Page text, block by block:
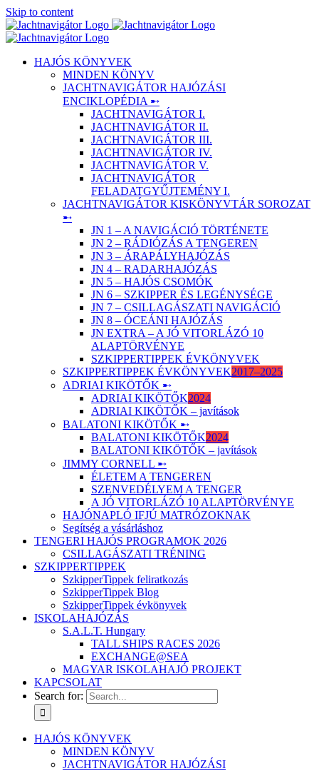
Skip to content
HAJÓS KÖNYVEK
MINDEN KÖNYV
JACHTNAVIGÁTOR HAJÓZÁSI
ENCIKLOPÉDIA ➸
JACHTNAVIGÁTOR I.
JACHTNAVIGÁTOR II.
JACHTNAVIGÁTOR III.
JACHTNAVIGÁTOR IV.
JACHTNAVIGÁTOR V.
JACHTNAVIGÁTOR
FELADATGYŰJTEMÉNY I.
JACHTNAVIGÁTOR KISKÖNYVTÁR SOROZAT
➸
JN 1 – A NAVIGÁCIÓ TÖRTÉNETE
JN 2 – RÁDIÓZÁS A TENGEREN
JN 3 – ÁRAPÁLYHAJÓZÁS
JN 4 – RADARHAJÓZÁS
JN 5 – HAJÓS CSOMÓK
JN 6 – SZKIPPER ÉS LEGÉNYSÉGE
JN 7 – CSILLAGÁSZATI NAVIGÁCIÓ
JN 8 – ÓCEÁNI HAJÓZÁS
JN EXTRA – A JÓ VITORLÁZÓ 10
ALAPTÖRVÉNYE
SZKIPPERTIPPEK ÉVKÖNYVEK
SZKIPPERTIPPEK ÉVKÖNYVEK2017–2025
ADRIAI KIKÖTŐK ➸
ADRIAI KIKÖTŐK2024
ADRIAI KIKÖTŐK – javítások
BALATONI KIKÖTŐK ➸
BALATONI KIKÖTŐK2024
BALATONI KIKÖTŐK – javítások
JIMMY CORNELL ➸
ÉLETEM A TENGEREN
SZENVEDÉLYEM A TENGER
A JÓ VITORLÁZÓ 10 ALAPTÖRVÉNYE
HAJÓNAPLÓ IFJÚ MATRÓZOKNAK
Segítség a vásárláshoz
TENGERI HAJÓS PROGRAMOK 2026
CSILLAGÁSZATI TRÉNING
SZKIPPERTIPPEK
SzkipperTippek feliratkozás
SzkipperTippek Blog
SzkipperTippek évkönyvek
ISKOLAHAJÓZÁS
S.A.L.T. Hungary
TALL SHIPS RACES 2026
EXCHANGE@SEA
MAGYAR ISKOLAHAJÓ PROJEKT
KAPCSOLAT
Search for:
HAJÓS KÖNYVEK
MINDEN KÖNYV
JACHTNAVIGÁTOR HAJÓZÁSI